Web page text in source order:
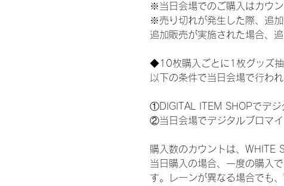
※当日会場でのご購入はカウン
※売り切れが発生した際、追加
追加販売が実施された場合、
◆10枚購入ごとに1枚グッズ
以下の条件で当日会場で行わ
①DIGITAL ITEM SHOPでデジ
②当日会場でデジタルブロマ
購入数のカウントは、WHITE
当日購入の場合、一度の購入
す。レーンが異なる場合でも